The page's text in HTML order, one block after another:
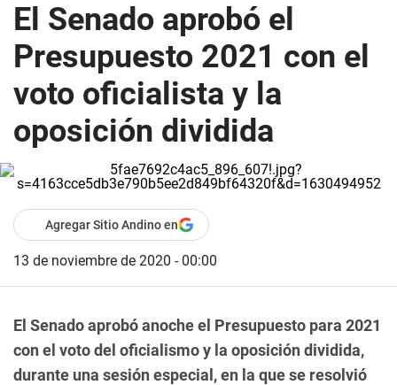
El Senado aprobó el
Presupuesto 2021 con el
voto oficialista y la
oposición dividida
Agregar Sitio Andino en
13 de noviembre de 2020 - 00:00
El Senado aprobó anoche el Presupuesto para 2021
con el voto del oficialismo y la oposición dividida,
durante una sesión especial, en la que se resolvió